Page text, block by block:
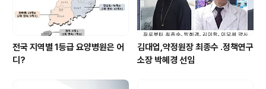
전국 지역별 1등급 요양병원은 어
디?
김대업,약정원장 최종수 .정책연구
소장 박혜경 선임